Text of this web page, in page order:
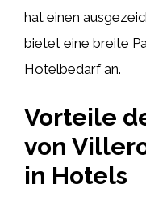
hat einen
bietet eine breite
Hotelbedarf an.
Vorteile
von
in Hotels